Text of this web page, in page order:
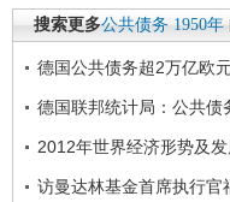
搜索更多公共债务 1950年
德国公共债务超2万亿欧
德国联邦统计局：公共债
2012年世界经济形势及
访曼达林基金首席执行官